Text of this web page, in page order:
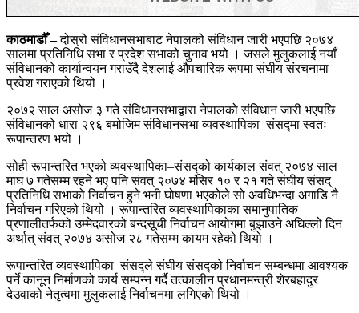
काठमाडौँ –दोस्रो संविधानसभाबाट नेपालको संविधान जारी भएपछि २०७४
सालमा प्रतिनिधि सभा र प्रदेश सभाको चुनाव भयो । जसले मुलुकलाई नयाँ
संविधानको कार्यान्वयन गराउँदै देशलाई औपचारिक रूपमा संघीय संरचनामा
प्रवेश गराएको थियो ।
२०७२ साल असोज ३ गते संविधानसभाद्वारा नेपालको संविधान जारी भएपछि
संविधानको धारा २९६ बमोजिम संविधानसभा व्यवस्थापिका–संसद्मा स्वतः
रूपान्तरण भयो ।
सोही रूपान्तरित भएको व्यवस्थापिका–संसद्को कार्यकाल संवत् २०७४ साल
माघ ७ गतेसम्म रहने भए पनि संवत् २०७४ मंसिर १० र २१ गते संघीय संसद्
प्रतिनिधि सभाको निर्वाचन हुने भनी घोषणा भएकोले सो अवधिभन्दा अगाडि नै
निर्वाचन गरिएको थियो । रूपान्तरित व्यवस्थापिकाका समानुपातिक
प्रणालीतर्फको उम्मेदवारको बन्दसूची निर्वाचन आयोगमा बुझाउने अघिल्लो दिन
अर्थात् संवत् २०७४ असोज २८ गतेसम्म कायम रहेको थियो ।
रूपान्तरित व्यवस्थापिका–संसद्ले संघीय संसद्को निर्वाचन सम्बन्धमा आवश्यक
पर्ने कानून निर्माणको कार्य सम्पन्न गर्दै तत्कालीन प्रधानमन्त्री शेरबहादुर
देउवाको नेतृत्वमा मुलुकलाई निर्वाचनमा लगिएको थियो ।